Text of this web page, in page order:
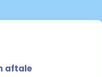
aftale